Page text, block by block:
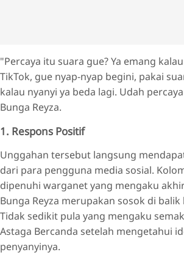
"Percaya itu suara gue? Ya emang
TikTok, gue nyap-nyap begini, pakai
kalau nyanyi ya beda lagi. Udah
Bunga Reyza.
1. Respons Positif
Unggahan tersebut langsung
dari para pengguna media sosial.
dipenuhi warganet yang mengaku
Bunga Reyza merupakan sosok di
Tidak sedikit pula yang mengaku
Astaga Bercanda setelah mengetahui
penyanyinya.